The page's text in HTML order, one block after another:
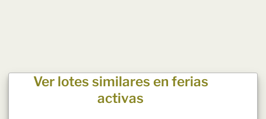
Ver lotes similares en ferias
activas